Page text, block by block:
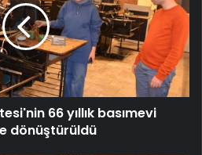
66 yıllık basımevi
dönüştürüldü